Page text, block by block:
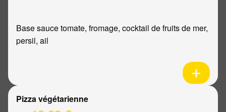
Base sauce tomate, fromage, cocktail de fruits de mer,
persil, ail
Pizza végétarienne